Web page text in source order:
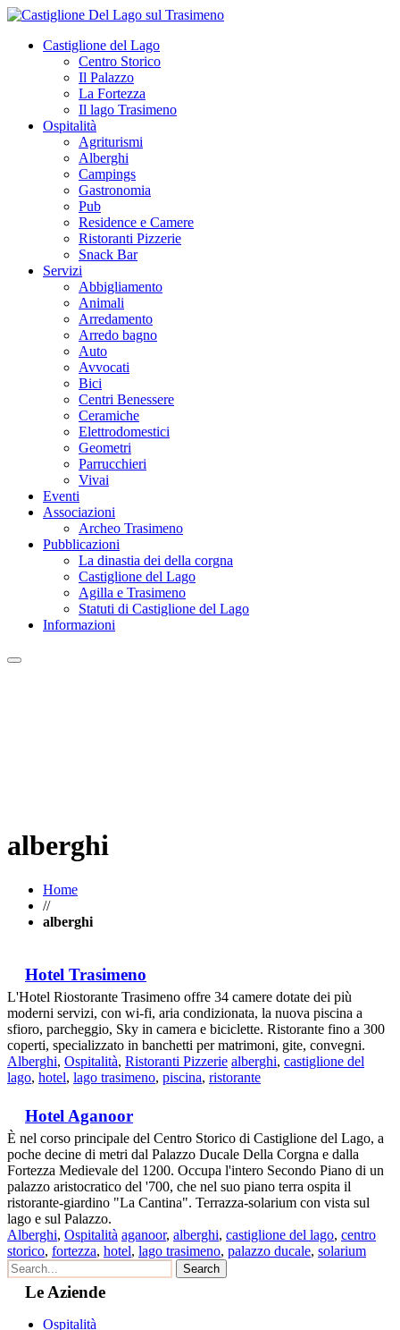
Castiglione del Lago
Centro Storico
Il Palazzo
La Fortezza
Il lago Trasimeno
Ospitalità
Agriturismi
Alberghi
Campings
Gastronomia
Pub
Residence e Camere
Ristoranti Pizzerie
Snack Bar
Servizi
Abbigliamento
Animali
Arredamento
Arredo bagno
Auto
Avvocati
Bici
Centri Benessere
Ceramiche
Elettrodomestici
Geometri
Parrucchieri
Vivai
Eventi
Associazioni
Archeo Trasimeno
Pubblicazioni
La dinastia dei della corgna
Castiglione del Lago
Agilla e Trasimeno
Statuti di Castiglione del Lago
Informazioni
alberghi
Home
//
alberghi
Hotel Trasimeno
L'Hotel Riostorante Trasimeno offre 34 camere dotate dei più
moderni servizi, con wi-fi, aria condizionata, la nuova piscina a
sfioro, parcheggio, Sky in camera e biciclette. Ristorante fino a 300
coperti, specializzato in banchetti per matrimoni, gite, convegni.
Alberghi, Ospitalità, Ristoranti Pizzerie alberghi, castiglione del
lago, hotel, lago trasimeno, piscina, ristorante
Hotel Aganoor
È nel corso principale del Centro Storico di Castiglione del Lago, a
poche decine di metri dal Palazzo Ducale Della Corgna e dalla
Fortezza Medievale del 1200. Occupa l'intero Secondo Piano di un
palazzo aristocratico del '700, che nel suo piano terra ospita il
ristorante-giardino "La Cantina". Terrazza-solarium con vista sul
lago e sul Palazzo.
Alberghi, Ospitalità aganoor, alberghi, castiglione del lago, centro
storico, fortezza, hotel, lago trasimeno, palazzo ducale, solarium
Le Aziende
Ospitalità